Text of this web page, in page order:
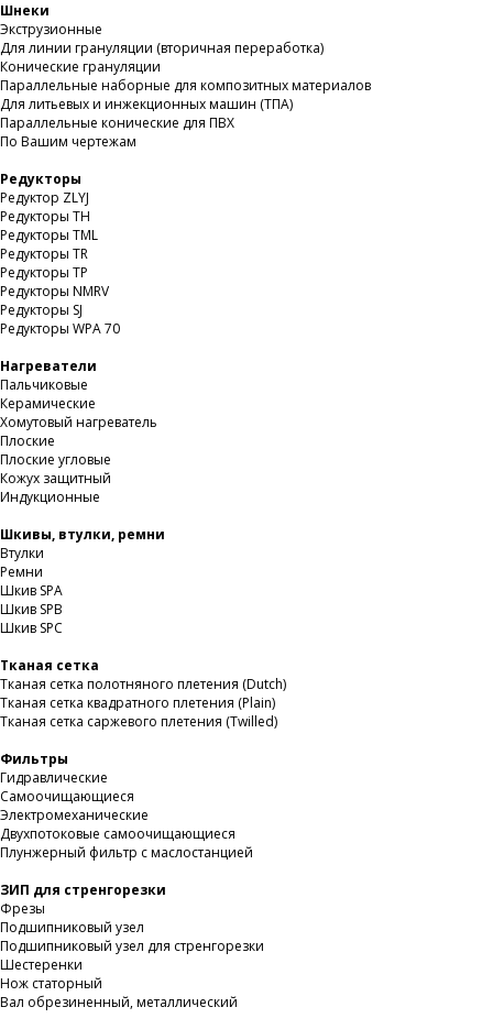
Шнеки
Экструзионные
Для линии грануляции (вторичная переработка)
Конические грануляции
Параллельные наборные для композитных материалов
Для литьевых и инжекционных машин (ТПА)
Параллельные конические для ПВХ
По Вашим чертежам
Редукторы
Редуктор ZLYJ
Редукторы TH
Редукторы TML
Редукторы TR
Редукторы TP
Редукторы NMRV
Редукторы SJ
Редукторы WPA 70
Нагреватели
Пальчиковые
Керамические
Хомутовый нагреватель
Плоские
Плоские угловые
Кожух защитный
Индукционные
Шкивы, втулки, ремни
Втулки
Ремни
Шкив SPA
Шкив SPB
Шкив SPC
Тканая сетка
Тканая сетка полотняного плетения (Dutch)
Тканая сетка квадратного плетения (Plain)
Тканая сетка саржевого плетения (Twilled)
Фильтры
Гидравлические
Самоочищающиеся
Электромеханические
Двухпотоковые самоочищающиеся
Плунжерный фильтр с маслостанцией
ЗИП для стренгорезки
Фрезы
Подшипниковый узел
Подшипниковый узел для стренгорезки
Шестеренки
Нож статорный
Вал обрезиненный, металлический